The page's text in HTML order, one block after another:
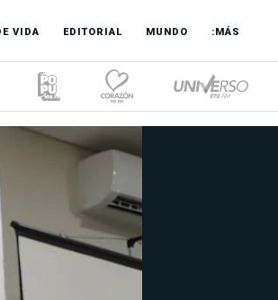
VIDA EDITORIAL MUNDO :MÁS